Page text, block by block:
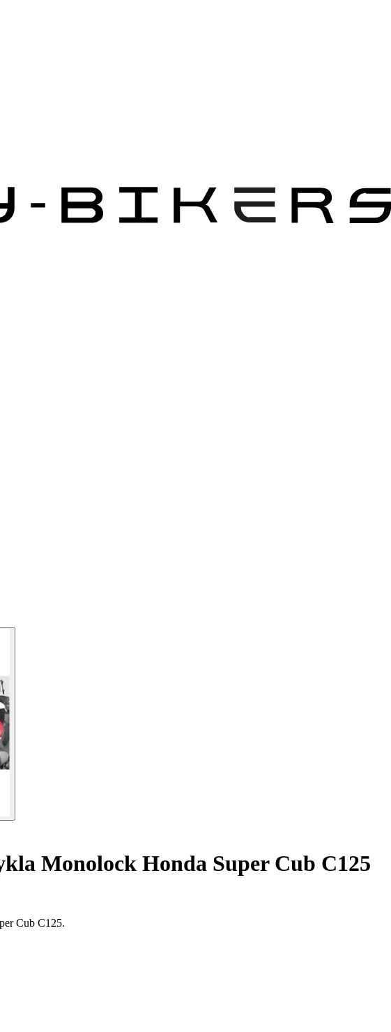
Monolock Honda Super Cub C125
Cub C125.